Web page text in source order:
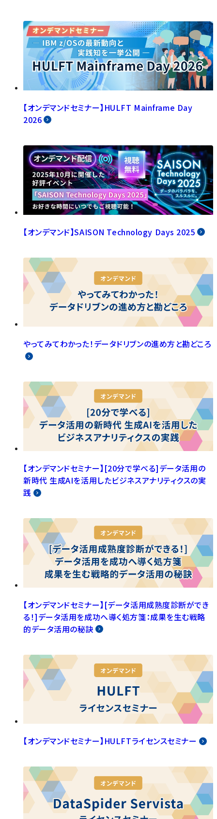
【オンデマンドセミナー】HULFT Mainframe Day
2026
【オンデマンド】SAISON Technology Days 2025
やってみてわかった！データドリブンの進め方と勘どころ
【オンデマンドセミナー】[20分で学べる]データ活用の
新時代 生成AIを活用したビジネスアナリティクスの実
践
【オンデマンドセミナー】[データ活用成熟度診断ができ
る！]データ活用を成功へ導く処方箋：成果を生む戦略
的データ活用の秘訣
【オンデマンドセミナー】HULFTライセンスセミナー